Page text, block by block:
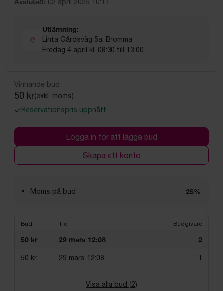
Avslutad: 02 april 2025 10:17
Utlämning:
Linta Gårdsväg 5a, Bromma
Fredag 4 april kl. 08:30 till 13:00
Vinnande bud
50 kr(exkl. moms)
Reservationspris uppnått
Logga in för att lägga bud
Skapa ett konto
Moms på bud 25%
Bud Tid Budgivare
50 kr 29 mars 12:08 2
50 kr 29 mars 12:08 1
Visa alla bud (2)